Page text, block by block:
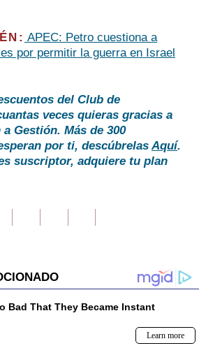
APEC: Petro cuestiona a
por permitir la guerra en Israel
del Club de
veces quieras gracias a
Gestión. Más de 300
por ti, descúbrelasAquí.
suscriptor, adquiere tu plan